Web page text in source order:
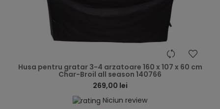
Husa pentru gratar 3-4 arzatoare 160 x 107 x 60 cm
Char-Broil all season 140766
269,00 lei
Niciun review